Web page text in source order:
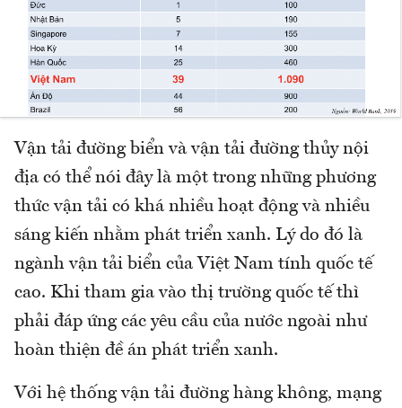
Vận tải đường biển và vận tải đường thủy nội
địa có thể nói đây là một trong những phương
thức vận tải có khá nhiều hoạt động và nhiều
sáng kiến nhằm phát triển xanh. Lý do đó là
ngành vận tải biển của Việt Nam tính quốc tế
cao. Khi tham gia vào thị trường quốc tế thì
phải đáp ứng các yêu cầu của nước ngoài như
hoàn thiện đề án phát triển xanh.
Với hệ thống vận tải đường hàng không, mạng